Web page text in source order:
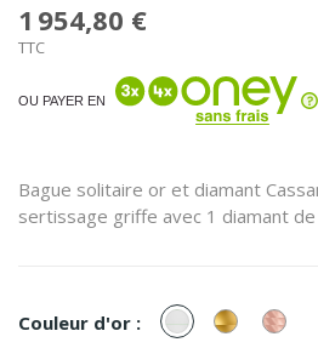
1 954,80 €
TTC
OU PAYER EN
Bague solitaire or et diamant
sertissage griffe avec 1 diamant
Couleur d'or : or
Blanc
or
Jaune
or
Rose